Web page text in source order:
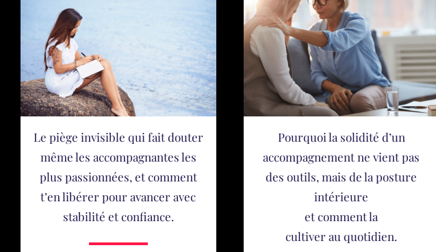
Le piège invisible qui fait douter
même les accompagnantes les
plus passionnées, et comment
t’en libérer pour avancer avec
stabilité et confiance.
Pourquoi la solidité d’un
accompagnement ne vient pas
des outils, mais de la posture
intérieure
et comment la
cultiver au quotidien.